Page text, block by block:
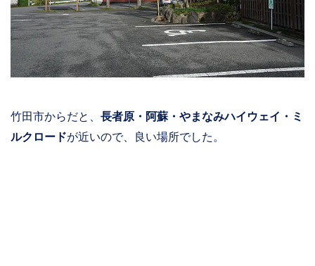
竹田市からだと、 長者原・阿蘇・やまなみハイウェイ・ミ
ルクロードが近いので、良い場所でした。